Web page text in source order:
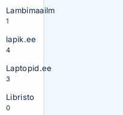
Lambimaailm
1
lapik.ee
4
Laptopid.ee
3
Libristo
0